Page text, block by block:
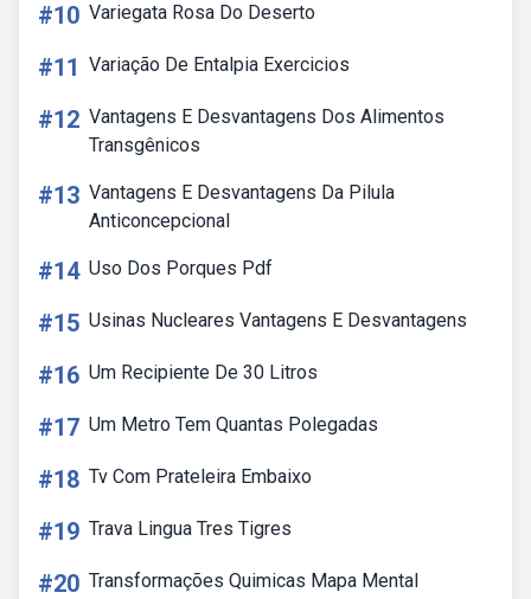
#10 Variegata Rosa Do Deserto
#11 Variação De Entalpia Exercicios
#12 Vantagens E Desvantagens Dos Alimentos
Transgênicos
#13 Vantagens E Desvantagens Da Pilula
Anticoncepcional
#14 Uso Dos Porques Pdf
#15 Usinas Nucleares Vantagens E Desvantagens
#16 Um Recipiente De 30 Litros
#17 Um Metro Tem Quantas Polegadas
#18 Tv Com Prateleira Embaixo
#19 Trava Lingua Tres Tigres
#20 Transformações Quimicas Mapa Mental